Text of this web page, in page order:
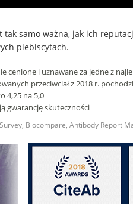
tak samo ważna, jak ich
plebiscytach.
cenione i uznawane za jedne z
przeciwciał z 2018 r.
4,25 na 5,0
gwarancję skuteczności
Biocompare, Antibody Report